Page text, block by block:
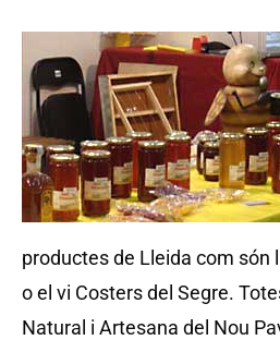
productes de Lleida com són
o el vi Costers del Segre.
Natural i Artesana del Nou